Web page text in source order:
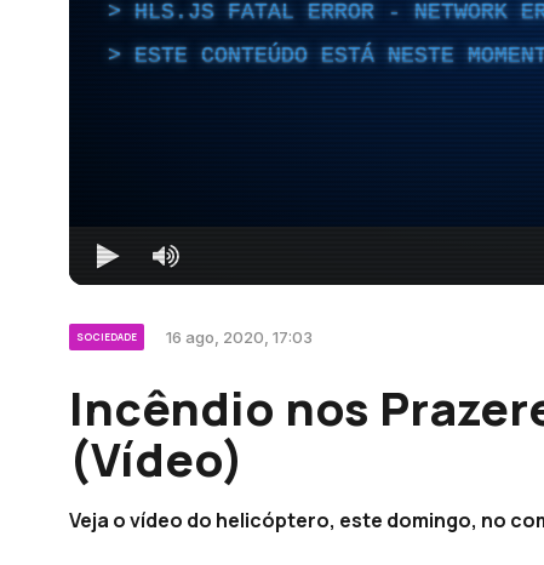
HLS.JS FATAL ERROR - NETWORK
ESTE CONTEÚDO ESTÁ NESTE
SOCIEDADE 16 ago, 2020, 17:03
Incêndio nos
(Vídeo)
Veja o vídeo do helicóptero, este domingo, no